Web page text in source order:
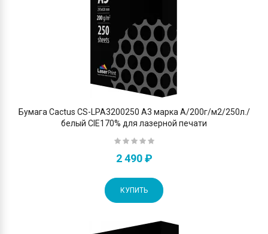
Бумага Cactus CS-LPA3200250 A3 марка A/200г/м2/250л./
белый CIE170% для лазерной печати
2 490 ₽
КУПИТЬ